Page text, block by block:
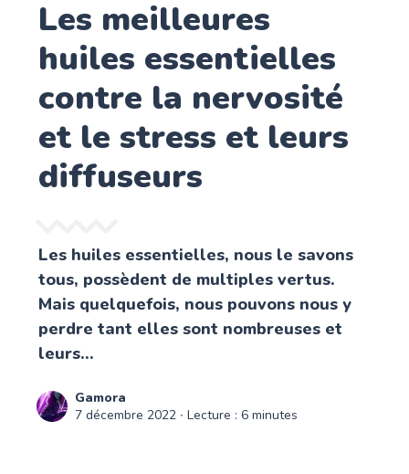
Les meilleures
huiles essentielles
contre la nervosité
et le stress et leurs
diffuseurs
Les huiles essentielles, nous le savons
tous, possèdent de multiples vertus.
Mais quelquefois, nous pouvons nous y
perdre tant elles sont nombreuses et
leurs...
Gamora
7 décembre 2022 ∙ Lecture : 6 minutes